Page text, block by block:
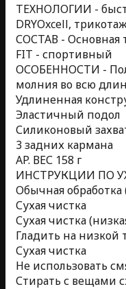
ТЕХНОЛОГИИ -
DRYOxcell,
СОСТАВ - Основная
FIT - спортивный
ОСОБЕННОСТИ -
молния во всю
Удлиненная
Эластичный подол
Силиконовый
3 задних кармана
AP. ВЕС 158 г
ИНСТРУКЦИИ ПО
Обычная обработка
Сухая чистка
Сухая чистка
Гладить на низкой
Сухая чистка
Не использовать
Стирать с вещами